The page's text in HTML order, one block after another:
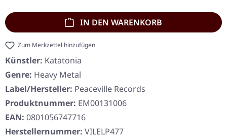
IN DEN WARENKORB
Zum Merkzettel hinzufügen
Künstler: Katatonia
Genre: Heavy Metal
Label/Hersteller: Peaceville Records
Produktnummer: EM00131006
EAN: 0801056747716
Herstellernummer: VILELP477